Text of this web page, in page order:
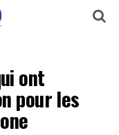
ont
pour les